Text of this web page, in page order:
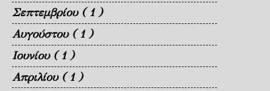
Σεπτεμβρίου ( 1 )
Αυγούστου ( 1 )
Ιουνίου ( 1 )
Απριλίου ( 1 )